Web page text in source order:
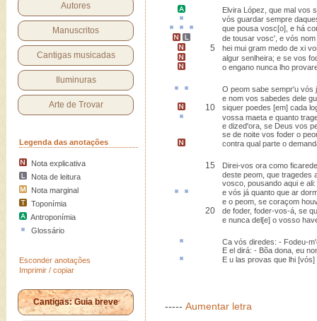
Autores
Manuscritos
Cantigas musicadas
Iluminuras
Arte de Trovar
Legenda das anotações
Nota explicativa
Nota de leitura
Nota marginal
Toponímia
Antroponímia
Glossário
Esconder anotações
Imprimir / copiar
Cantigas: Guia breve
Elvira López , que mal vos
vós guardar sempre
que pousa vosc[o] , e há
de tousar vosc', e vós nom
5 hei mui gram medo de xi
algur senlheira; e se vos
o engano nunca lho
O peom sabe sempr'u vós
e nom vos sabedes dele
10 siquer poedes [em] cada
vossa maeta e quanto
e dized'ora, se Deus vos
se de noite vos foder o
contra qual parte o
15
Direi-vos ora como
deste peom, que tragedes
vosco, pousando aqui e ali:
e vós já quanto que ar
e o peom, se coraçom
20
de foder, foder-vos-á, se
e nunca del[e] o vosso
Ca vós diredes: - Fodeu-
E el dirá: - Bõa dona, eu
E u las provas que lhi [vós]
----- Aumentar letra